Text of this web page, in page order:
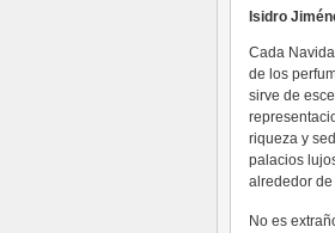
Isidro
Cada
de los
sirve de
riqueza y
palacios
alrededor
No es